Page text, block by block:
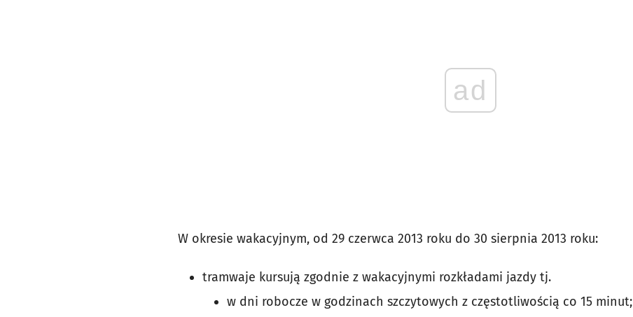
ad
W okresie wakacyjnym, od 29 czerwca 2013 roku do 30 sierpnia 2013 roku:
tramwaje kursują zgodnie z wakacyjnymi rozkładami jazdy tj.
w dni robocze w godzinach szczytowych z częstotliwością co 15 minut;